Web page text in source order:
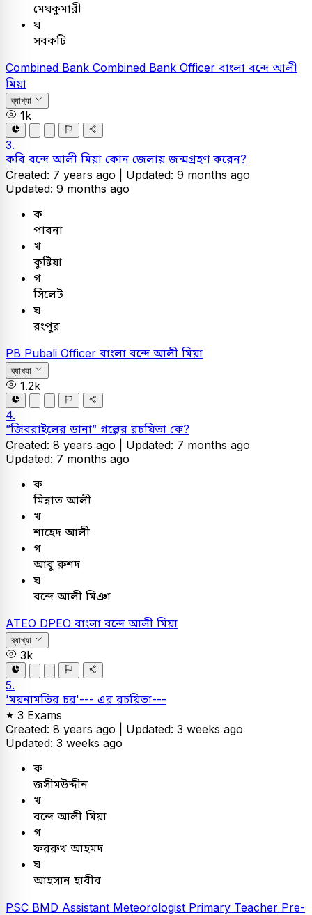
মেঘকুমারী
ঘ
সবকটি
Combined Bank Combined Bank Officer বাংলা বন্দে আলী
মিয়া
ব্যাখ্যা
1k
3.
কবি বন্দে আলী মিয়া কোন জেলায় জন্মগ্রহণ করেন?
Created: 7 years ago | Updated: 9 months ago
Updated: 9 months ago
ক
পাবনা
খ
কুষ্টিয়া
গ
সিলেট
ঘ
রংপুর
PB Pubali Officer বাংলা বন্দে আলী মিয়া
ব্যাখ্যা
1.2k
4.
”জিবরাইলের ডানা” গল্পের রচয়িতা কে?
Created: 8 years ago | Updated: 7 months ago
Updated: 7 months ago
ক
মিন্নাত আলী
খ
শাহেদ আলী
গ
আবু রুশদ
ঘ
বন্দে আলী মিঞা
ATEO DPEO বাংলা বন্দে আলী মিয়া
ব্যাখ্যা
3k
5.
'ময়নামতির চর'--- এর রচয়িতা---
3 Exams
Created: 8 years ago | Updated: 3 weeks ago
Updated: 3 weeks ago
ক
জসীমউদ্দীন
খ
বন্দে আলী মিয়া
গ
ফররুখ আহমদ
ঘ
আহসান হাবীব
PSC BMD Assistant Meteorologist Primary Teacher Pre-